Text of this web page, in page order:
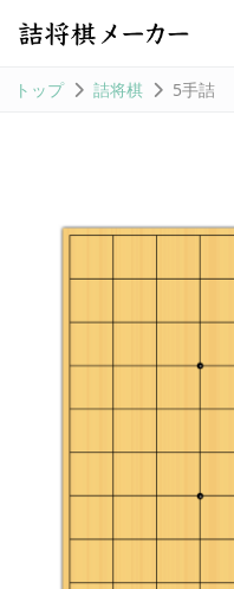
トップ 詰将棋 5手詰